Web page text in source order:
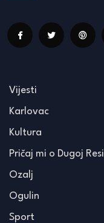
Vijesti
Karlovac
Kultura
Pričaj mi o Dugoj Resi
Ozalj
Ogulin
Sport